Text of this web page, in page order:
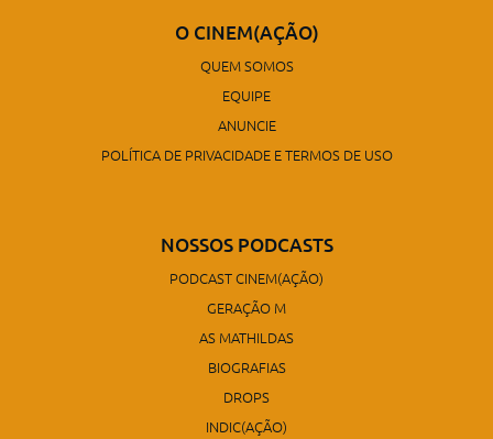
O CINEM(AÇÃO)
QUEM SOMOS
EQUIPE
ANUNCIE
POLÍTICA DE PRIVACIDADE E TERMOS DE USO
NOSSOS PODCASTS
PODCAST CINEM(AÇÃO)
GERAÇÃO M
AS MATHILDAS
BIOGRAFIAS
DROPS
INDIC(AÇÃO)